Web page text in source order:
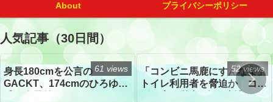
About プライバシーポリシー
人気記事（30日間）
身長180cmを公言の
GACKT、174cmのひろゆき
61 views
「コンビニ馬鹿にすんなよ」
トイレ利用者を脅迫か コン
52 views